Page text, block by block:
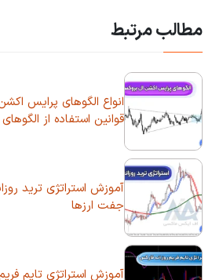
مطالب مرتبط
انواع الگوهای پرایس
قوانین استفاده از
آموزش استراتژی ترید
جفت ارزها
آموزش استراتژی تایم